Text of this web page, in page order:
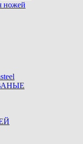
ножей